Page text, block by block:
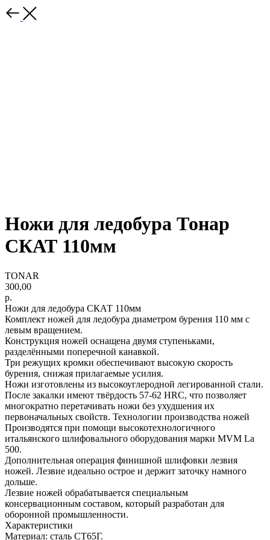
Ножи для ледобура Тонар
СКАТ 110мм
TONAR
300,00
р.
Ножи для ледобура СКАТ 110мм
Комплект ножей для ледобура диаметром бурения 110 мм c
левым вращением.
Конструкция ножей оснащена двумя ступеньками,
разделёнными поперечной канавкой.
Три режущих кромки обеспечивают высокую скорость
бурения, снижая прилагаемые усилия.
Ножи изготовлены из высокоуглеродной легированной стали.
После закалки имеют твёрдость 57-62 HRC, что позволяет
многократно перетачивать ножи без ухудшения их
первоначальных свойств. Технологии производства ножей
Производятся при помощи высокотехнологичного
итальянского шлифовального оборудования марки MVM La
500.
Дополнительная операция финишной шлифовки лезвия
ножей. Лезвие идеально острое и держит заточку намного
дольше.
Лезвие ножей обрабатывается специальным
консервационным составом, который разработан для
оборонной промышленности.
Характеристики
Материал: сталь СТ65Г.